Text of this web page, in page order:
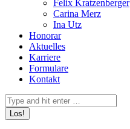
Felix Kratzenberger
Carina Merz
Ina Utz
Honorar
Aktuelles
Karriere
Formulare
Kontakt
Search: